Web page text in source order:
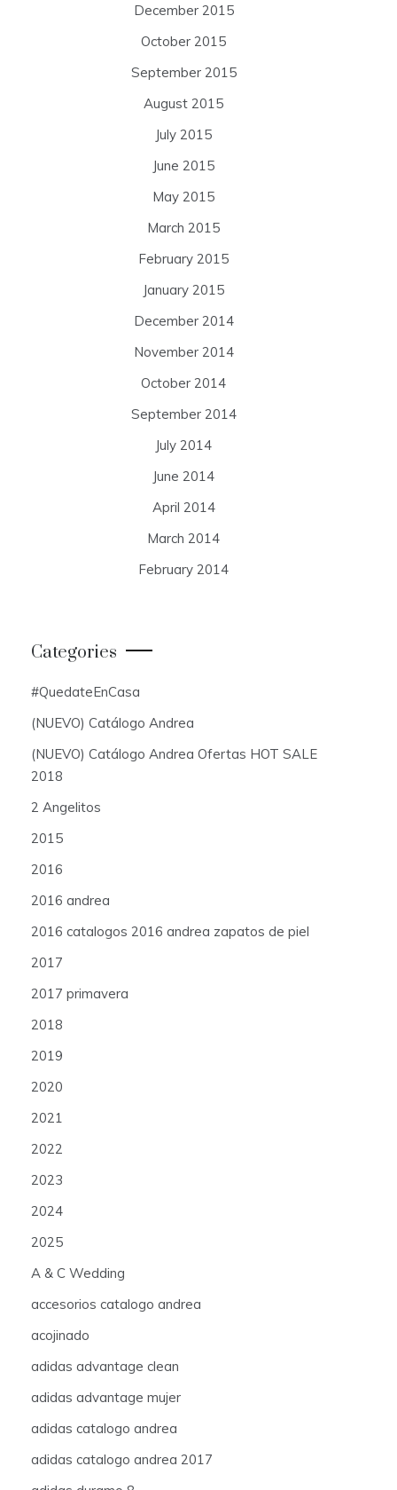
December 2015
October 2015
September 2015
August 2015
July 2015
June 2015
May 2015
March 2015
February 2015
January 2015
December 2014
November 2014
October 2014
September 2014
July 2014
June 2014
April 2014
March 2014
February 2014
Categories
#QuedateEnCasa
(NUEVO) Catálogo Andrea
(NUEVO) Catálogo Andrea Ofertas HOT SALE
2018
2 Angelitos
2015
2016
2016 andrea
2016 catalogos 2016 andrea zapatos de piel
2017
2017 primavera
2018
2019
2020
2021
2022
2023
2024
2025
A & C Wedding
accesorios catalogo andrea
acojinado
adidas advantage clean
adidas advantage mujer
adidas catalogo andrea
adidas catalogo andrea 2017